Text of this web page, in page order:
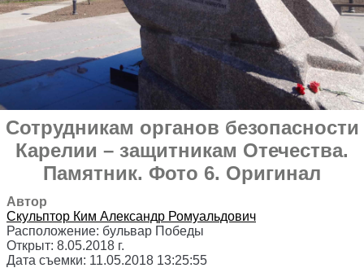
Сотрудникам органов безопасности
Карелии – защитникам Отечества.
Памятник. Фото 6. Оригинал
Автор
Скульптор Ким Александр Ромуальдович
Расположение: бульвар Победы
Открыт: 8.05.2018 г.
Дата съемки: 11.05.2018 13:25:55